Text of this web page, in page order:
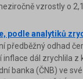
vzrostly o
podle analytiků
předběžný odhad
dál zrychlila z
banka (ČNB) ve